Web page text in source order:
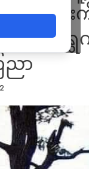
န်ထမ်းမျ
းဆော
ညာ